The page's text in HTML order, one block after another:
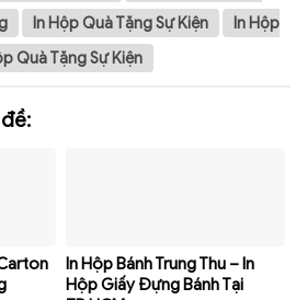
In Hộp Quà Tặng Sự Kiện
In Hộp
Quà Tặng Sự Kiện
In Hộp Bánh Trung Thu – In
Hộp Giấy Đựng Bánh Tại